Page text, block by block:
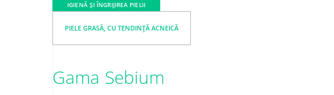
IGIENĂ ȘI ÎNGRIJIREA PIELII
PIELE GRASĂ, CU TENDINȚĂ ACNEICĂ
Gama Sebium